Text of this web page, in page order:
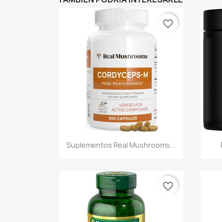
Vista rápida
Suplementos Real Mushrooms...
favorite_border
favorite_border